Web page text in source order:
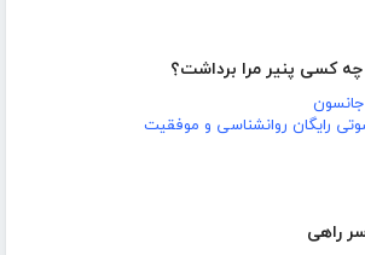
کسی پنیر مرا برداشت؟
رایگان روانشناسی و موفقیت
راهی